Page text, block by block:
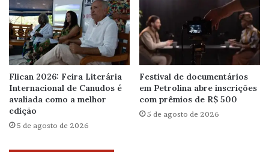
Flican 2026: Feira Literária
Internacional de Canudos é
avaliada como a melhor
edição
5 de agosto de 2026
Festival de documentários
em Petrolina abre inscrições
com prêmios de R$ 500
5 de agosto de 2026